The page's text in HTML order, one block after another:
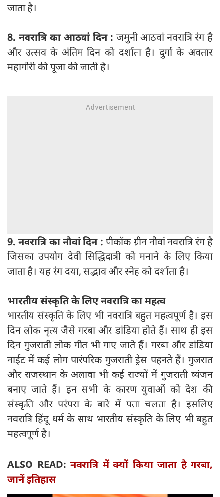
जाता है।
8. नवरात्रि का आठवां दिन : जमुनी आठवां नवरात्रि रंग है
और उत्सव के अंतिम दिन को दर्शाता है। दुर्गा के अवतार
महागौरी की पूजा की जाती है।
9. नवरात्रि का नौवां दिन :पीकॉक ग्रीन नौवां नवरात्रि रंग है
जिसका उपयोग देवी सिद्धिदात्री को मनाने के लिए किया
जाता है। यह रंग दया, सद्भाव और स्नेह को दर्शाता है।
भारतीय संस्कृति के लिए नवरात्रि का महत्व
भारतीय संस्कृति के लिए भी नवरात्रि बहुत महत्वपूर्ण है। इस
दिन लोक नृत्य जैसे गरबा और डांडिया होते हैं। साथ ही इस
दिन गुजराती लोक गीत भी गाए जाते हैं। गरबा और डांडिया
नाईट में कई लोग पारंपरिक गुजराती ड्रेस पहनते हैं। गुजरात
और राजस्थान के अलावा भी कई राज्यों में गुजराती व्यंजन
बनाए जाते हैं। इन सभी के कारण युवाओं को देश की
संस्कृति और परंपरा के बारे में पता चलता है। इसलिए
नवरात्रि हिंदू धर्म के साथ भारतीय संस्कृति के लिए भी बहुत
महत्वपूर्ण है।
ALSO READ: नवरात्रि में क्यों किया जाता है गरबा,
जानें इतिहास